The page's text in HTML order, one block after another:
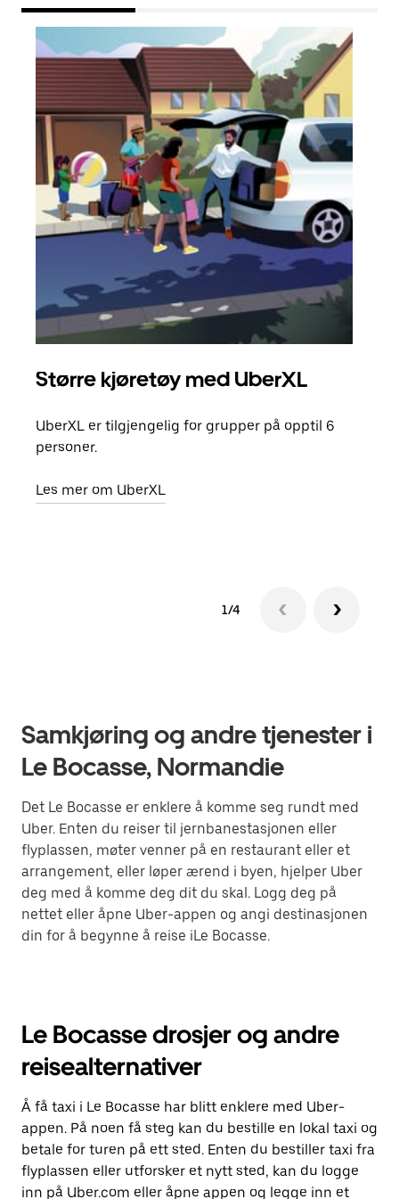
Større kjøretøy med UberXL
UberXL er tilgjengelig for grupper på opptil 6
personer.
Les mer om UberXL
1/4
Samkjøring og andre tjenester i
Le Bocasse, Normandie
Det Le Bocasse er enklere å komme seg rundt med
Uber. Enten du reiser til jernbanestasjonen eller
flyplassen, møter venner på en restaurant eller et
arrangement, eller løper ærend i byen, hjelper Uber
deg med å komme deg dit du skal. Logg deg på
nettet eller åpne Uber-appen og angi destinasjonen
din for å begynne å reise iLe Bocasse.
Le Bocasse drosjer og andre
reisealternativer
Å få taxi i Le Bocasse har blitt enklere med Uber-
appen. På noen få steg kan du bestille en lokal taxi og
betale for turen på ett sted. Enten du bestiller taxi fra
flyplassen eller utforsker et nytt sted, kan du logge
inn på Uber.com eller åpne appen og legge inn et